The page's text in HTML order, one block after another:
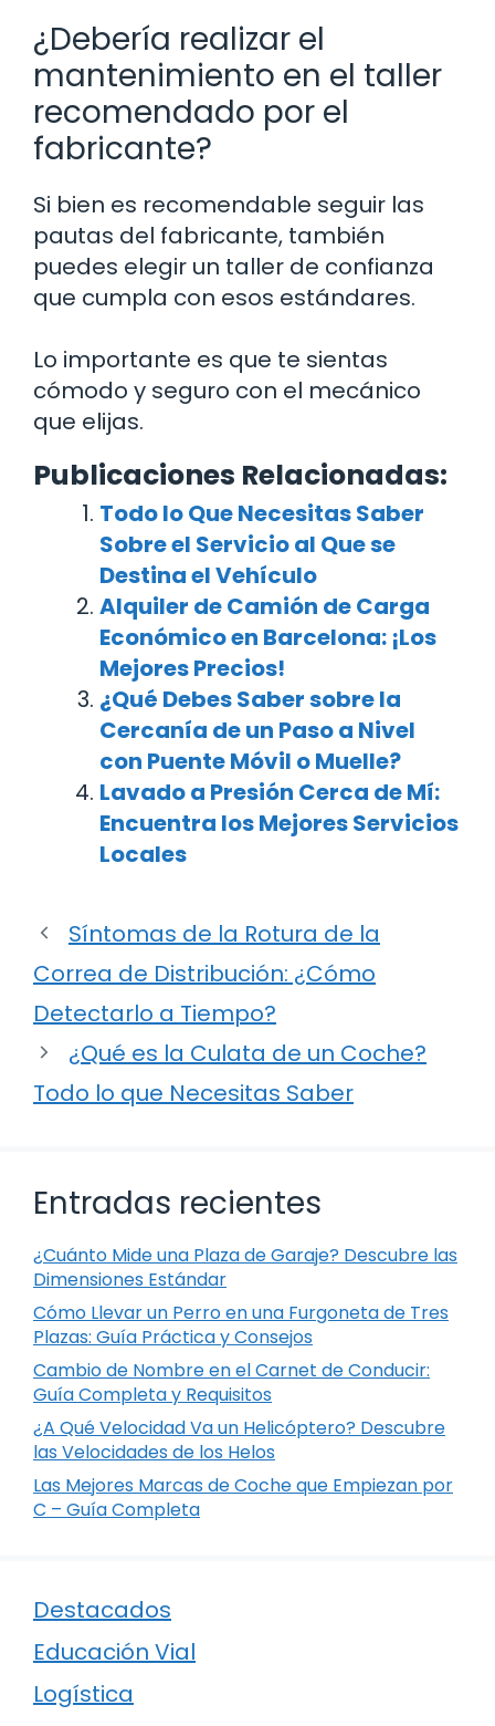
¿Debería realizar el
mantenimiento en el taller
recomendado por el
fabricante?
Si bien es recomendable seguir las
pautas del fabricante, también
puedes elegir un taller de confianza
que cumpla con esos estándares.
Lo importante es que te sientas
cómodo y seguro con el mecánico
que elijas.
Publicaciones Relacionadas:
Todo lo Que Necesitas Saber
Sobre el Servicio al Que se
Destina el Vehículo
Alquiler de Camión de Carga
Económico en Barcelona: ¡Los
Mejores Precios!
¿Qué Debes Saber sobre la
Cercanía de un Paso a Nivel
con Puente Móvil o Muelle?
Lavado a Presión Cerca de Mí:
Encuentra los Mejores Servicios
Locales
Síntomas de la Rotura de la
Correa de Distribución: ¿Cómo
Detectarlo a Tiempo?
¿Qué es la Culata de un Coche?
Todo lo que Necesitas Saber
Entradas recientes
¿Cuánto Mide una Plaza de Garaje? Descubre las
Dimensiones Estándar
Cómo Llevar un Perro en una Furgoneta de Tres
Plazas: Guía Práctica y Consejos
Cambio de Nombre en el Carnet de Conducir:
Guía Completa y Requisitos
¿A Qué Velocidad Va un Helicóptero? Descubre
las Velocidades de los Helos
Las Mejores Marcas de Coche que Empiezan por
C – Guía Completa
Destacados
Educación Vial
Logística